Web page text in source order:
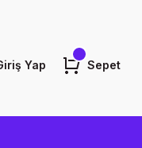
Yap Sepet